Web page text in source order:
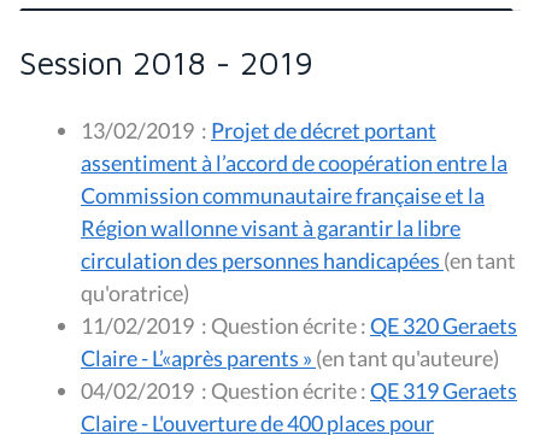
Session 2018 - 2019
13/02/2019 : Projet de décret portant
assentiment à l’accord de coopération entre la
Commission communautaire française et la
Région wallonne visant à garantir la libre
circulation des personnes handicapées (en tant
qu'oratrice)
11/02/2019 : Question écrite :QE 320 Geraets
Claire - L’«après parents »
(en tant qu'auteure)
04/02/2019 : Question écrite :QE 319 Geraets
Claire - L'ouverture de 400 places pour